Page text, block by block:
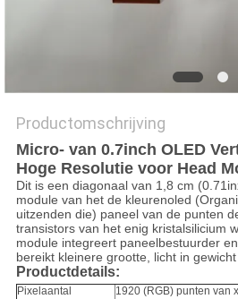
Productomschrijving
Micro- van 0.7inch OLED
Hoge Resolutie voor Head
Dit is een diagonaal van 1,8 cm
module van het de kleurenoled
uitzenden die) paneel van de punten
transistors van het enig kristalsilicium
module integreert paneelbestuurder
bereikt kleinere grootte, licht in
Productdetails:
Pixelaantal 1920 (RGB) punten van